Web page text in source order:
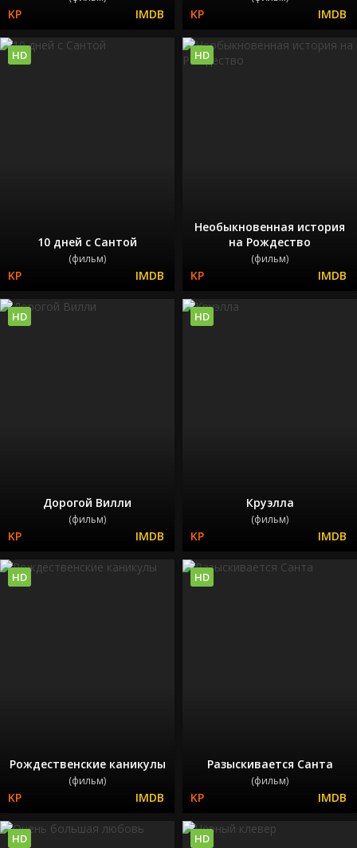
10 дней с Сантой
(фильм)
HD
Необыкновенная история
на Рождество
(фильм)
HD
Дорогой Вилли
(фильм)
HD
Круэлла
(фильм)
HD
Рождественские каникулы
(фильм)
HD
Разыскивается Санта
(фильм)
HD
HD HD